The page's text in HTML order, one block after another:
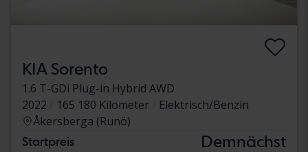
KIA Sorento
1.6 T-GDi Plug-in Hybrid AWD
2022
165 180 Kilometer
Elektrisch/Benzin
Åkersberga (Runö)
Startpreis Demnächst